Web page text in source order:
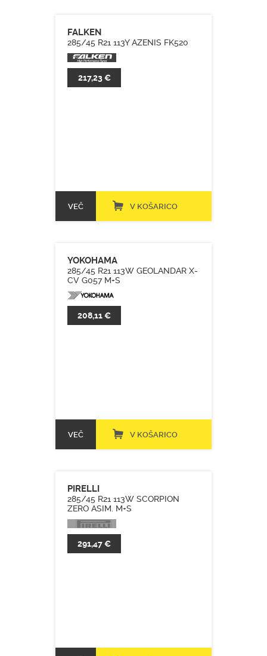
FALKEN
285/45 R21 113Y AZENIS FK520
217,23 €
VEČ V KOŠARICO
YOKOHAMA
285/45 R21 113W GEOLANDAR X-
CV G057 M+S
208,11 €
VEČ V KOŠARICO
PIRELLI
285/45 R21 113W SCORPION
ZERO ASIM. M+S
291,47 €